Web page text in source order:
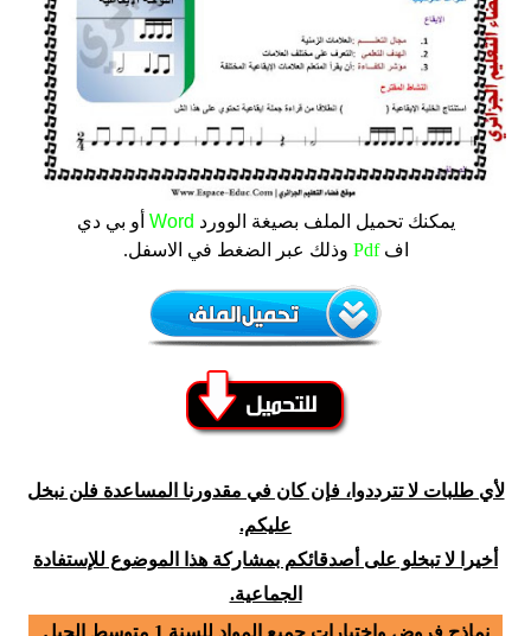
يمكنك تحميل الملف بصيغة الوورد Word أو بي دي
افPdf وذلك عبر الضغط في الاسفل.
لأي طلبات لا تترددوا، فإن كان في مقدورنا المساعدة فلن نبخل
عليكم.
أخيرا لا تبخلو على أصدقائكم بمشاركة هذا الموضوع للإستفادة
الجماعية.
نماذج فروض واختبارات جميع المواد للسنة 1 متوسط الجيل